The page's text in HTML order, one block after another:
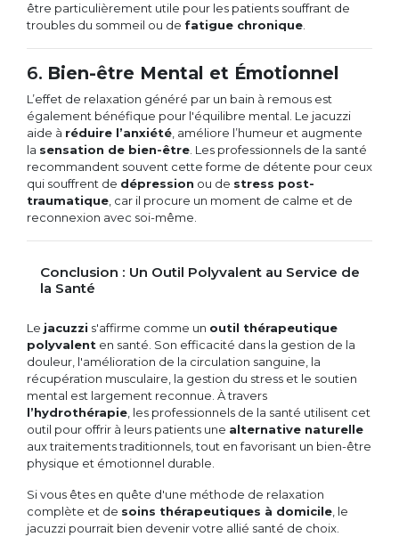
être particulièrement utile pour les patients souffrant de
troubles du sommeil ou de fatigue chronique
6. Bien-être Mental et Émotionnel
L’effet de relaxation généré par un bain à remous est
également bénéfique pour l'équilibre mental. Le jacuzzi
aide à réduire l’anxiété , améliore l’humeur et augmente
la sensation de bien-être . Les professionnels de la santé
recommandent souvent cette forme de détente pour ceux
qui souffrent de dépression ou de stress post-
traumatique , car il procure un moment de calme et de
reconnexion avec soi-même.
Conclusion : Un Outil Polyvalent au Service de
la Santé
Le jacuzzi s'affirme comme un outil thérapeutique
polyvalent en santé. Son efficacité dans la gestion de la
douleur, l'amélioration de la circulation sanguine, la
récupération musculaire, la gestion du stress et le soutien
mental est largement reconnue. À travers
l’hydrothérapie , les professionnels de la santé utilisent cet
outil pour offrir à leurs patients une alternative naturelle
aux traitements traditionnels, tout en favorisant un bien-être
physique et émotionnel durable.
Si vous êtes en quête d'une méthode de relaxation
complète et de soins thérapeutiques à domicile , le
jacuzzi pourrait bien devenir votre allié santé de choix.